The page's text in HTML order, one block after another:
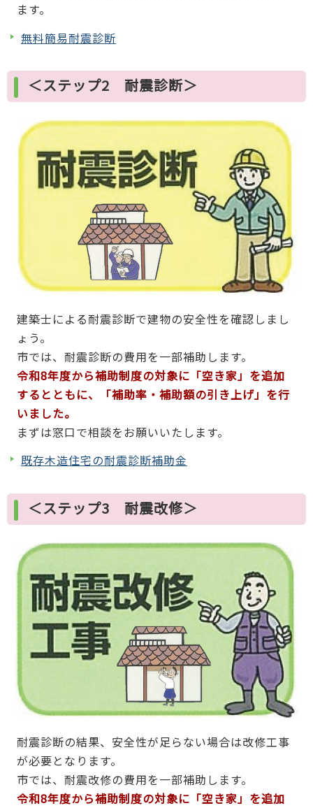
ます。
無料簡易耐震診断
＜ステップ2 耐震診断＞
建築士による耐震診断で建物の安全性を確認しまし
ょう。
市では、耐震診断の費用を一部補助します。
令和8年度から補助制度の対象に「空き家」を追加
するとともに、「補助率・補助額の引き上げ」を行
いました。
まずは窓口で相談をお願いいたします。
既存木造住宅の耐震診断補助金
＜ステップ3 耐震改修＞
耐震診断の結果、安全性が足らない場合は改修工事
が必要となります。
市では、耐震改修の費用を一部補助します。
令和8年度から補助制度の対象に「空き家」を追加